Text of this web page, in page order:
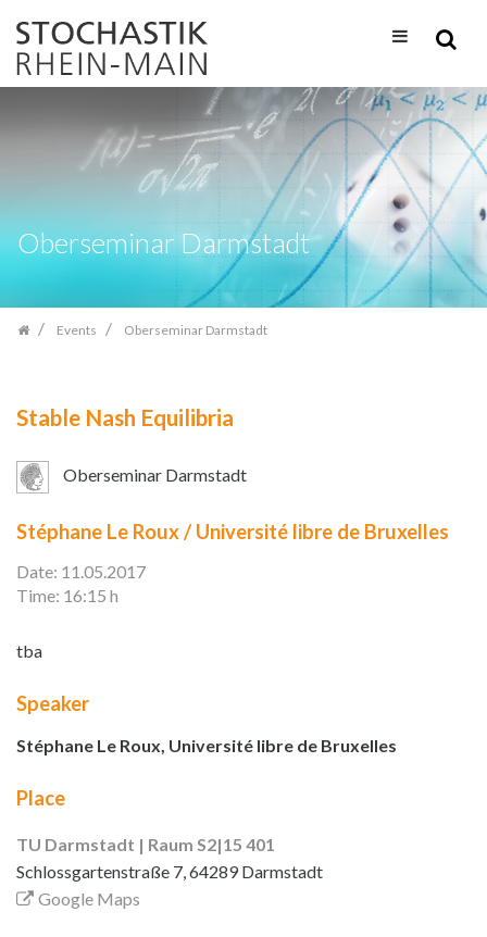
navigation
Oberseminar Darmstadt
Events Oberseminar Darmstadt
Stable Nash Equilibria
Oberseminar Darmstadt
Stéphane Le Roux / Université libre de Bruxelles
Date: 11.05.2017
Time: 16:15 h
tba
Speaker
Stéphane Le Roux, Université libre de Bruxelles
Place
TU Darmstadt | Raum S2|15 401
Schlossgartenstraße 7, 64289 Darmstadt
Google Maps